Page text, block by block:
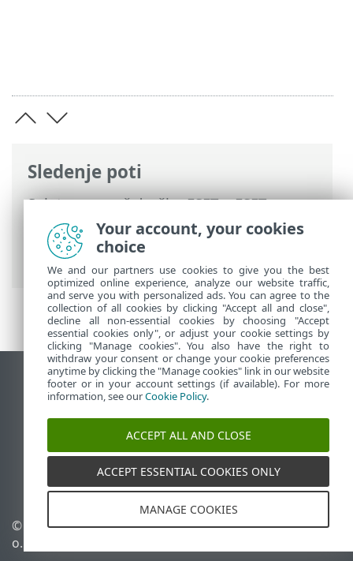
Sledenje poti
Spletna pomoč družbe ESET>ESET
Endpoint Antivirus>Napredne nastavitve
Zaščite >Nadzor naprave
naprav
Prikaz mesta na namizju
End of Life
Zbirka znanja družbe ESET
Forum družbe ESET
ESET Status Portal
Podpora v regiji
© 1992 - 2026 ESET, spol. s r.
o. – Vse pravice pridržane.
Upravljanje piškotkov
Your account, your cookies
choice
We and our partners use cookies to give you the best
optimized online experience, analyze our website traffic,
and serve you with personalized ads. You can agree to the
collection of all cookies by clicking "Accept all and close",
decline all non-essential cookies by choosing "Accept
essential cookies only", or adjust your cookie settings by
clicking "Manage cookies". You also have the right to
withdraw your consent or change your cookie preferences
anytime by clicking the "Manage cookies" link in our website
footer or in your account settings (if available). For more
information, see ourCookie Policy.
ACCEPT ALL AND CLOSE
ACCEPT ESSENTIAL COOKIES ONLY
MANAGE COOKIES